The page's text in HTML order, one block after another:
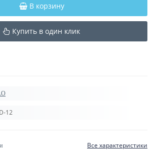
В корзину
Купить в один клик
12
Все характеристики